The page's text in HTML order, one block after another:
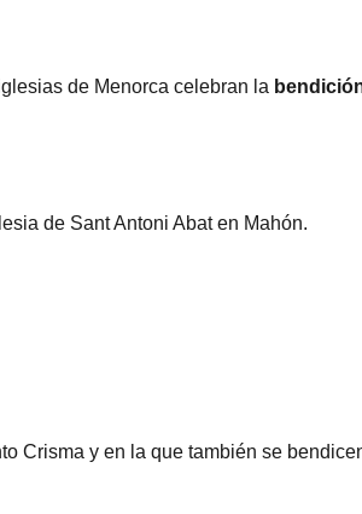
de Menorca celebran la
de Sant Antoni Abat en Mahón.
Crisma y en la que también se